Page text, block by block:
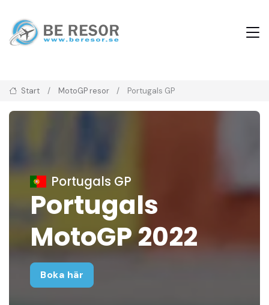
Start MotoGP resor Portugals GP
Portugals GP
Portugals
MotoGP 2022
Boka här